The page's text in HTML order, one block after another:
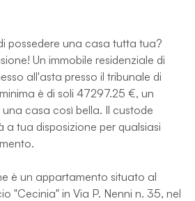
possedere una casa tutta tua?
Un immobile residenziale di
all'asta presso il tribunale di
è di soli 47297.25 €, un
casa così bella. Il custode
a tua disposizione per qualsiasi
è un appartamento situato al
"Cecinia" in Via P. Nenni n. 35, nel